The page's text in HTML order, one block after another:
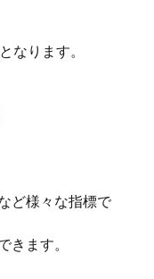
なります。
ど様々な指標で
きます。